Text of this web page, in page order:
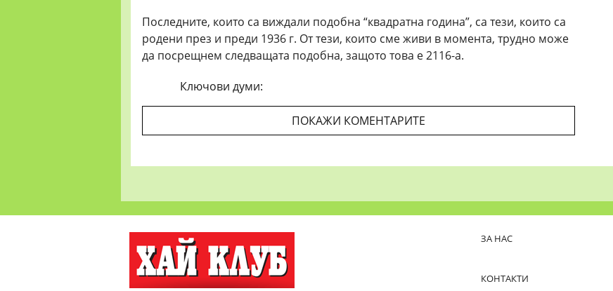
Последните, които са виждали подобна “квадратна година”, са тези, които са
родени през и преди 1936 г. От тези, които сме живи в момента, трудно може
да посрещнем следващата подобна, защото това е 2116-а.
Ключови думи:
ПОКАЖИ КОМЕНТАРИТЕ
ЗА НАС
КОНТАКТИ